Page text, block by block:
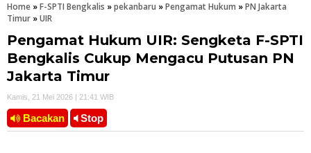
Home »F-SPTI Bengkalis »pekanbaru »Pengamat Hukum »PN Jakarta
Timur »UIR
Pengamat Hukum UIR: Sengketa F-SPTI
Bengkalis Cukup Mengacu Putusan PN
Jakarta Timur
Kamis, 21 Mei 2026 | 21:41 WIB
Bacakan Stop